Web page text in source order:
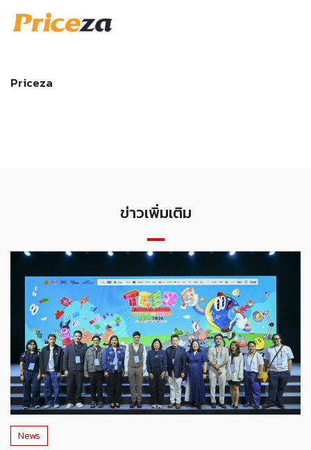
Priceza
ข่าวเพิ่มเติม
News